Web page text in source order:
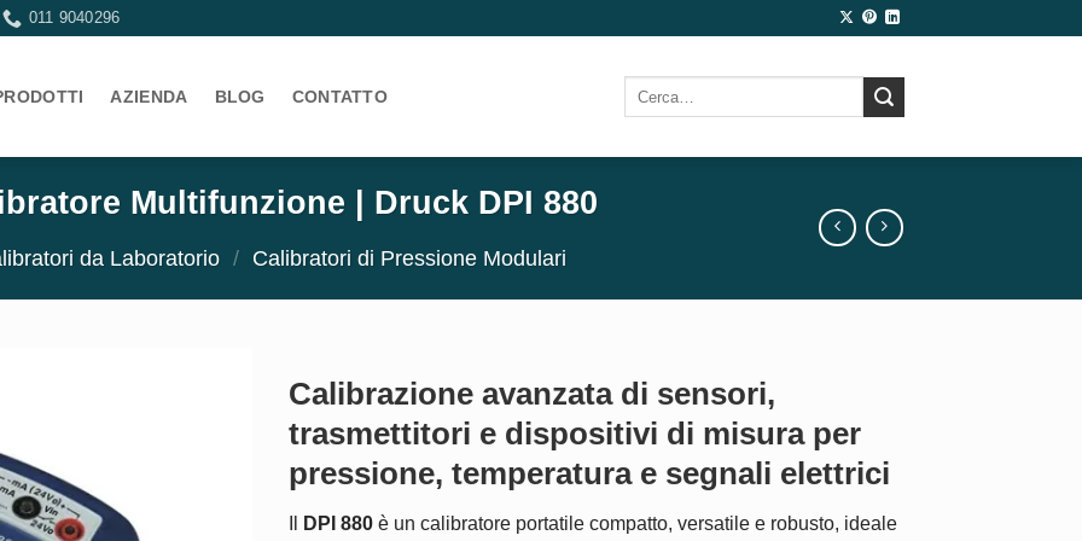
011 9040296
AZIENDA BLOG CONTATTO
Multifunzione | Druck DPI 880
da Laboratorio / Calibratori di Pressione Modulari
Calibrazione avanzata di sensori,
trasmettitori e dispositivi di misura per
pressione, temperatura e segnali elettrici
DPI 880 è un calibratore portatile compatto, versatile e robusto, ideale